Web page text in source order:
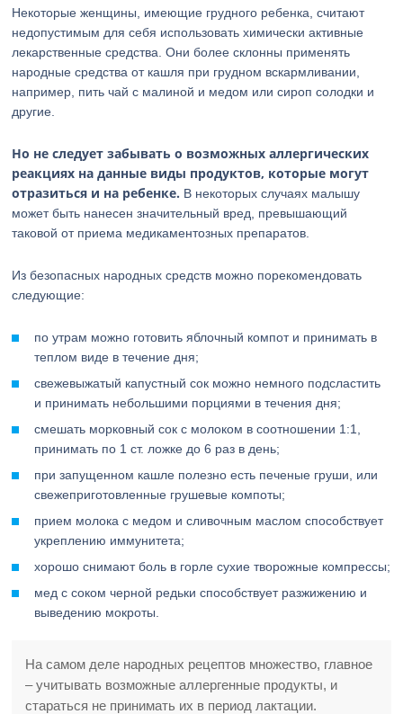
Некоторые женщины, имеющие грудного ребенка, считают
недопустимым для себя использовать химически активные
лекарственные средства. Они более склонны применять
народные средства от кашля при грудном вскармливании,
например, пить чай с малиной и медом или сироп солодки и
другие.
Но не следует забывать о возможных аллергических
реакциях на данные виды продуктов, которые могут
отразиться и на ребенке. В некоторых случаях малышу
может быть нанесен значительный вред, превышающий
таковой от приема медикаментозных препаратов.
Из безопасных народных средств можно порекомендовать
следующие:
по утрам можно готовить яблочный компот и принимать в
теплом виде в течение дня;
свежевыжатый капустный сок можно немного подсластить
и принимать небольшими порциями в течения дня;
смешать морковный сок с молоком в соотношении 1:1,
принимать по 1 ст. ложке до 6 раз в день;
при запущенном кашле полезно есть печеные груши, или
свежеприготовленные грушевые компоты;
прием молока с медом и сливочным маслом способствует
укреплению иммунитета;
хорошо снимают боль в горле сухие творожные компрессы;
мед с соком черной редьки способствует разжижению и
выведению мокроты.
На самом деле народных рецептов множество, главное
– учитывать возможные аллергенные продукты, и
стараться не принимать их в период лактации.